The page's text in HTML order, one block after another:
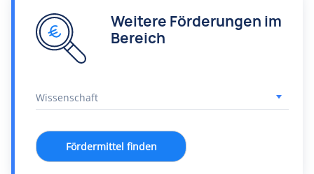
Weitere Förderungen im
Bereich
Fördermittel finden